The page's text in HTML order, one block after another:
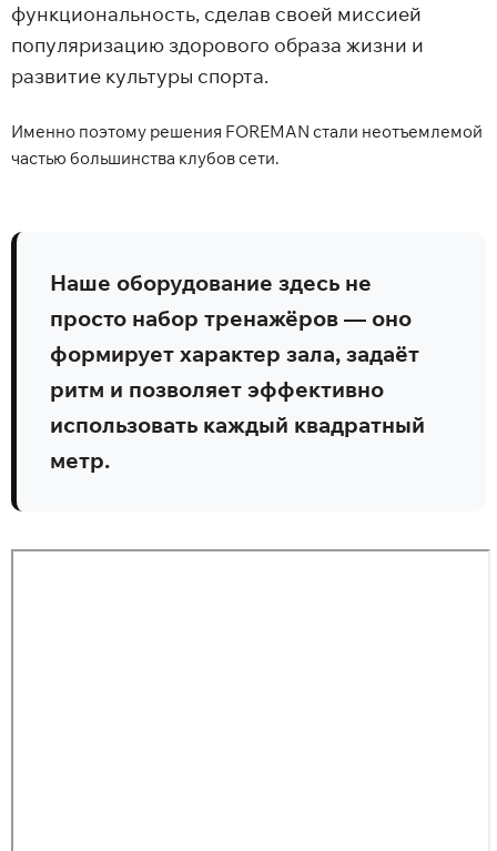
функциональность, сделав своей миссией
популяризацию здорового образа жизни и
развитие культуры спорта.
Именно поэтому решения FOREMAN стали неотъемлемой
частью большинства клубов сети.
Наше оборудование здесь не
просто набор тренажёров — оно
формирует характер зала, задаёт
ритм и позволяет эффективно
использовать каждый квадратный
метр.